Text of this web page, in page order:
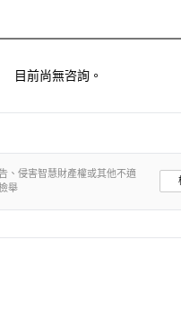
目前尚無咨詢。
、侵害智慧財產權或其他不適
舉